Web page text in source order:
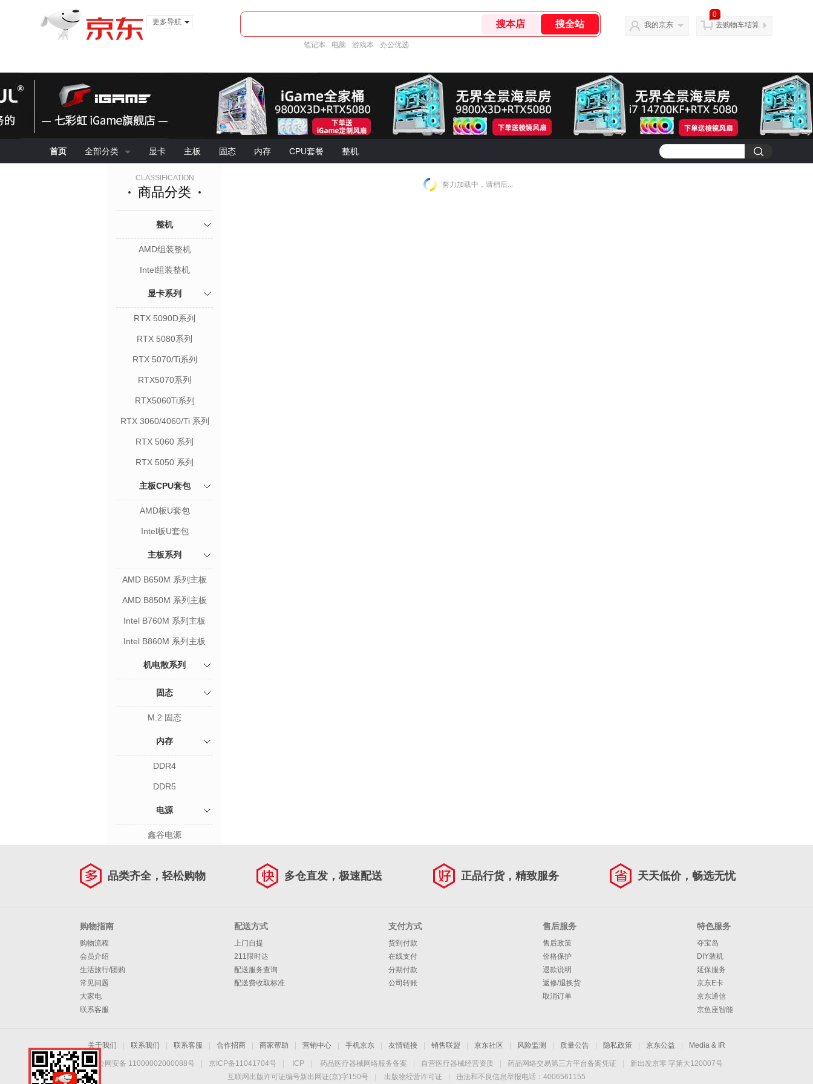
更多导航
笔记本 电脑 游戏本 办公优选
我的京东
0
去购物车结算
首页 全部分类 显卡 主板 固态 内存 CPU套餐 整机
CLASSIFICATION
商品分类
整机
AMD组装整机
Intel组装整机
显卡系列
RTX 5090D系列
RTX 5080系列
RTX 5070/Ti系列
RTX5070系列
RTX5060Ti系列
RTX 3060/4060/Ti 系列
RTX 5060 系列
RTX 5050 系列
主板CPU套包
AMD板U套包
Intel板U套包
主板系列
AMD B650M 系列主板
AMD B850M 系列主板
Intel B760M 系列主板
Intel B860M 系列主板
机电散系列
固态
M.2 固态
内存
DDR4
DDR5
电源
鑫谷电源
努力加载中，请稍后...
品类齐全，轻松购物 多仓直发，极速配送 正品行货，精致服务 天天低价，畅选无忧
购物指南
购物流程
会员介绍
生活旅行/团购
常见问题
大家电
联系客服
配送方式
上门自提
211限时达
配送服务查询
配送费收取标准
支付方式
货到付款
在线支付
分期付款
公司转账
售后服务
售后政策
价格保护
退款说明
返修/退换货
取消订单
特色服务
夺宝岛
DIY装机
延保服务
京东E卡
京东通信
京鱼座智能
关于我们 联系我们 联系客服 合作招商 商家帮助 营销中心 手机京东 友情链接 销售联盟 京东社区 风险监测 质量公告 隐私政策 京东公益 Media & IR
京公网安备 11000002000088号 京ICP备11041704号 ICP 药品医疗器械网络服务备案 自营医疗器械经营资质 药品网络交易第三方平台备案凭证
新出发京零 字第大120007号
互联网出版许可证编号新出网证(京)字150号
出版物经营许可证 违法和不良信息举报电话：4006561155